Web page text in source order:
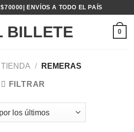
ENVÍOS A TODO EL PAÍS
0
TIENDA / REMERAS
FILTRAR